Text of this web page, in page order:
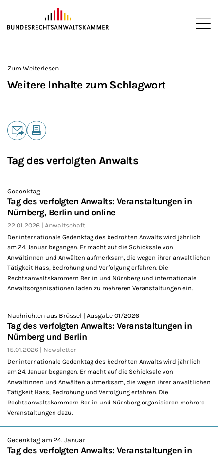
ZUM HAUPTINHALT SPRINGEN
Zum Weiterlesen
Weitere Inhalte zum Schlagwort
Teilen
Tag des verfolgten Anwalts
Gedenktag
Tag des verfolgten Anwalts: Veranstaltungen in
Nürnberg, Berlin und online
22.01.2026 Anwaltschaft
Der internationale Gedenktag des bedrohten Anwalts wird jährlich
am 24. Januar begangen. Er macht auf die Schicksale von
Anwältinnen und Anwälten aufmerksam, die wegen ihrer anwaltlichen
Tätigkeit Hass, Bedrohung und Verfolgung erfahren. Die
Rechtsanwaltskammern Berlin und Nürnberg und internationale
Anwaltsorganisationen laden zu mehreren Veranstaltungen ein.
Nachrichten aus Brüssel | Ausgabe 01/2026
Tag des verfolgten Anwalts: Veranstaltungen in
Nürnberg und Berlin
15.01.2026 Newsletter
Der internationale Gedenktag des bedrohten Anwalts wird jährlich
am 24. Januar begangen. Er macht auf die Schicksale von
Anwältinnen und Anwälten aufmerksam, die wegen ihrer anwaltlichen
Tätigkeit Hass, Bedrohung und Verfolgung erfahren. Die
Rechtsanwaltskammern Berlin und Nürnberg organisieren mehrere
Veranstaltungen dazu.
Gedenktag am 24. Januar
Tag des verfolgten Anwalts: Veranstaltungen in